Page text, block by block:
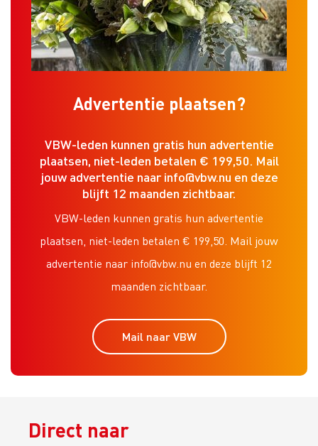
Advertentie plaatsen?
VBW-leden kunnen gratis hun advertentie
plaatsen, niet-leden betalen € 199,50. Mail
jouw advertentie naar info@vbw.nu en deze
blijft 12 maanden zichtbaar.
VBW-leden kunnen gratis hun advertentie
plaatsen, niet-leden betalen € 199,50. Mail jouw
advertentie naar info@vbw.nu en deze blijft 12
maanden zichtbaar.
Mail naar VBW
Direct naar